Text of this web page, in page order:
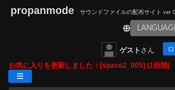
propanmode サウンドファイルの配布サイト ver
ゲスト さん
お気に入りを更新しました：[space2_005] (1段階)